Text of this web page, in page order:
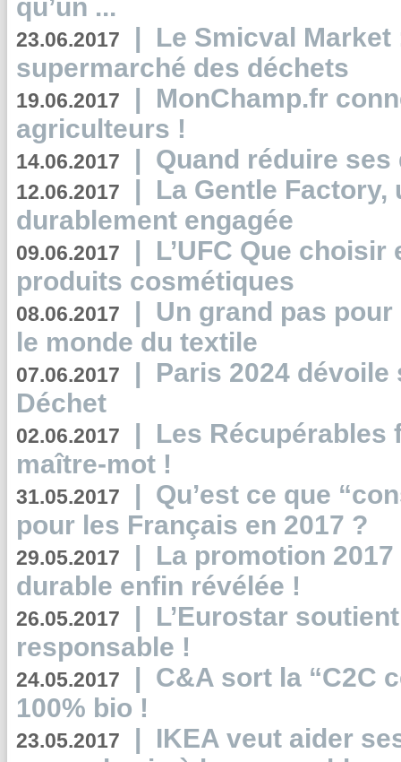
qu’un ...
23.06.2017 | Le Smicval
supermarché des déchets
19.06.2017 | MonChamp.fr
agriculteurs !
14.06.2017 | Quand réduire
12.06.2017 | La Gentle
durablement engagée
09.06.2017 | L’UFC Que
produits cosmétiques
08.06.2017 | Un grand pas
le monde du textile
07.06.2017 | Paris 2024
Déchet
02.06.2017 | Les Récupérables
maître-mot !
31.05.2017 | Qu’est ce que
pour les Français en 2017 ?
29.05.2017 | La promotion
durable enfin révélée !
26.05.2017 | L’Eurostar
responsable !
24.05.2017 | C&A sort la “C2C
100% bio !
23.05.2017 | IKEA veut aider